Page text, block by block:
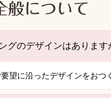
般について
グのデザインはあります
望に沿ったデザインをおつ